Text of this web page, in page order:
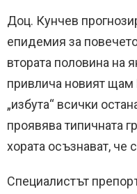
Доц. Кунчев
епидемия за
втората половина на
привлича новият щам
„избута“ всички
проявява типичната
хората осъзнават, че
Специалистът